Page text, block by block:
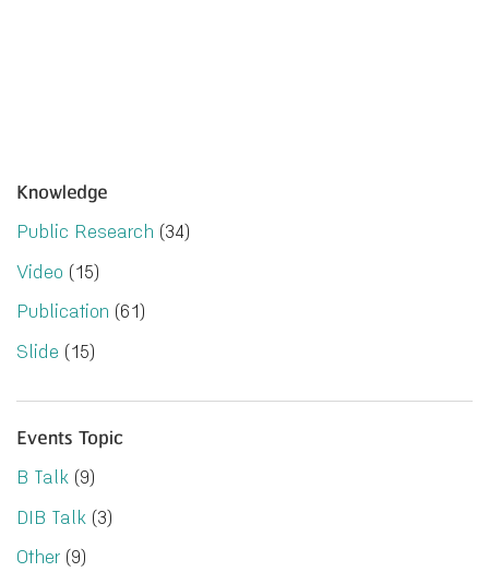
Knowledge
Public Research (34)
Video (15)
Publication (61)
Slide (15)
Events Topic
B Talk (9)
DIB Talk (3)
Other (9)